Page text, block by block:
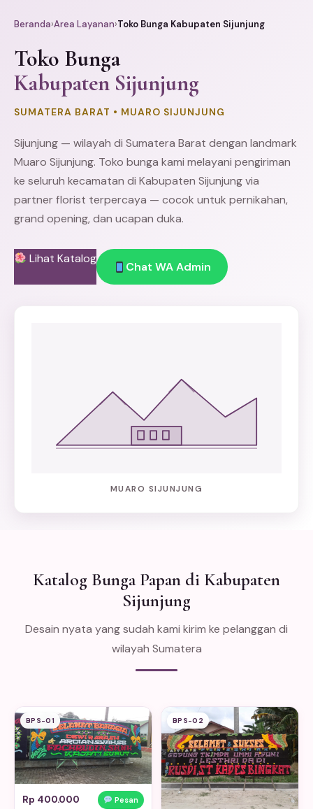
Beranda›Area Layanan›Toko Bunga Kabupaten Sijunjung
Toko Bunga
Kabupaten Sijunjung
SUMATERA BARAT • MUARO SIJUNJUNG
Sijunjung — wilayah di Sumatera Barat dengan landmark
Muaro Sijunjung. Toko bunga kami melayani pengiriman
ke seluruh kecamatan di Kabupaten Sijunjung via
partner florist terpercaya — cocok untuk pernikahan,
grand opening, dan ucapan duka.
Lihat Katalog
Chat WA Admin
MUARO SIJUNJUNG
Katalog Bunga Papan di Kabupaten
Sijunjung
Desain nyata yang sudah kami kirim ke pelanggan di
wilayah Sumatera
BPS-01
Rp 400.000 Pesan
BPS-02